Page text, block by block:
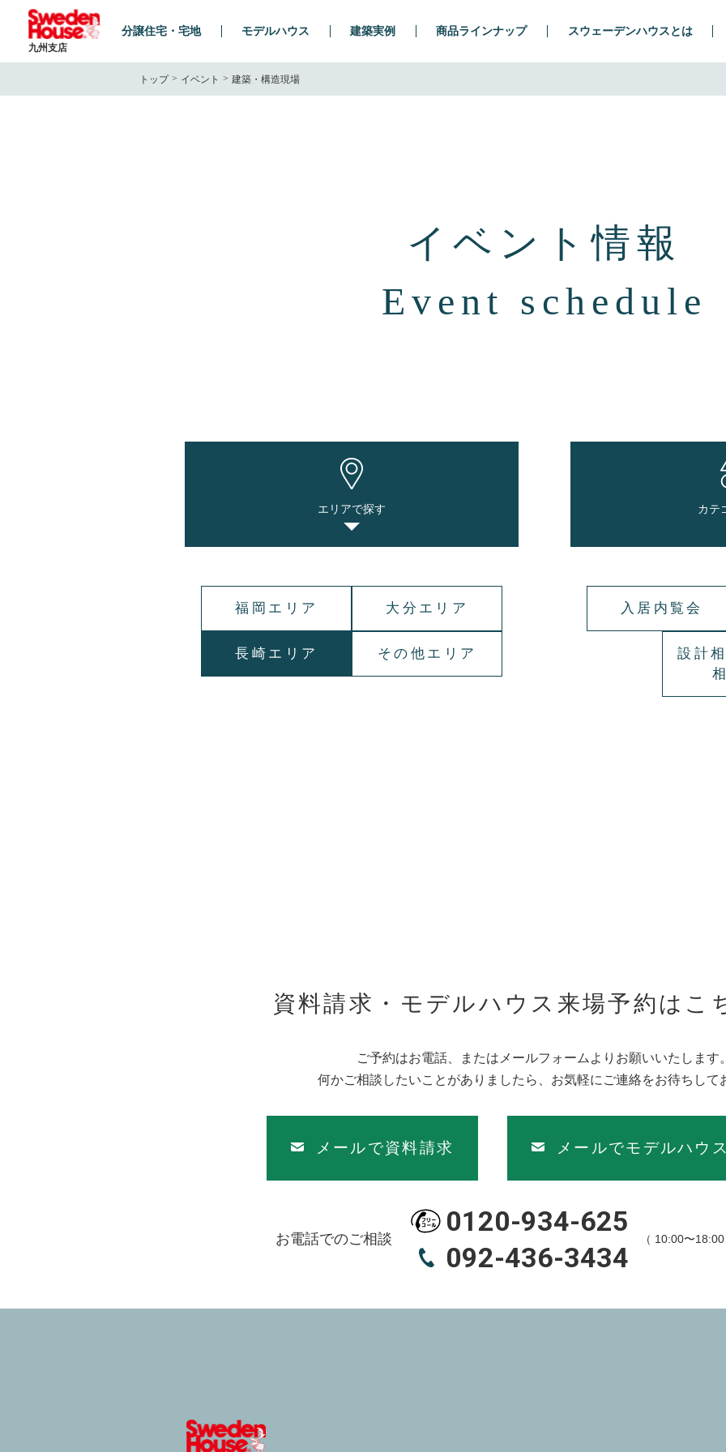
九州支店
分譲住宅・宅地 モデルハウス 建築実例 商品ラインナップ スウェーデンハウスとは
トップ イベント 建築・構造現場
イベント情報
Event schedule
エリアで探す
福岡エリア 大分エリア
長崎エリア その他エリア
カテ
入居内覧会
設計
資料請求・モデルハウス来場予約はこ
ご予約はお電話、またはメールフォームよりお願いいたします。
何かご相談したいことがありましたら、お気軽にご連絡をお待ちして
メールで資料請求 メールでモデルハウス
お電話でのご相談
0120-934-625
092-436-3434
（ 10:00〜